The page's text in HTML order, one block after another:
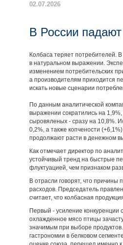
02.07.2026
В России
Колбаса теряет потребителей.
в натуральном выражении.
изменением потребительских
а производителям приходится
искать новые сценарии
По данным аналитической
выражении сократились на
сыровяленых - сразу на 10,8%.
0,2%, а также копчености
продолжают расти в денежном
Как отмечает директор по
устойчивый тренд на быстрые
флуктуацией, чем признаком
В отрасли говорят, что причины
расходов. Председатель
считает, что колбасная
Первый - усиление
охлажденное мясо птицы
значимым при выборе
гастрономии в белковом